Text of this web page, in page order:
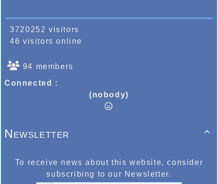
3720252 visitors
46 visitors online
94 members
Connected :
(nobody)

Newsletter
To receive news about this website, consider
subscribing to our Newsletter.